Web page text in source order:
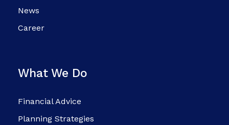
News
Career
What We Do
Financial Advice
Planning Strategies